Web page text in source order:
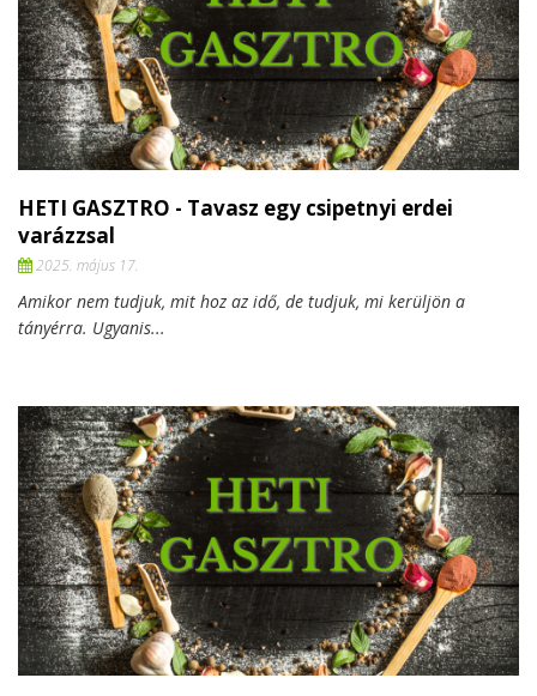
HETI GASZTRO - Tavasz egy csipetnyi erdei
varázzsal
2025. május 17.
Amikor nem tudjuk, mit hoz az idő, de tudjuk, mi kerüljön a
tányérra. Ugyanis...